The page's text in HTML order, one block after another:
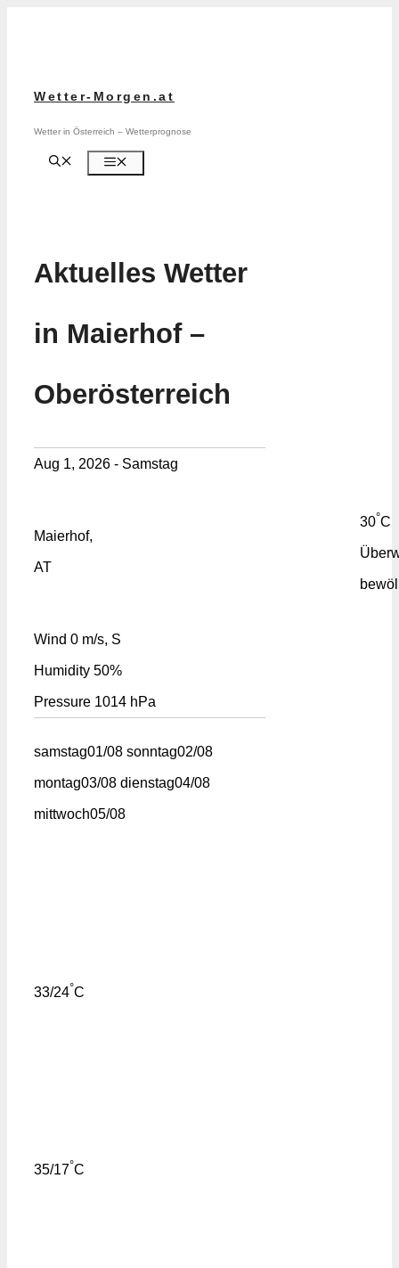
Wetter-Morgen.at
Wetter in Österreich – Wetterprognose
Aktuelles Wetter
in Maierhof –
Oberösterreich
Aug 1, 2026 - Samstag
Maierhof,
AT
30°C
Wind 0 m/s, S
Humidity 50%
Pressure 1014 hPa
samstag01/08 sonntag02/08
montag03/08 dienstag04/08
mittwoch05/08
33/24°C
35/17°C